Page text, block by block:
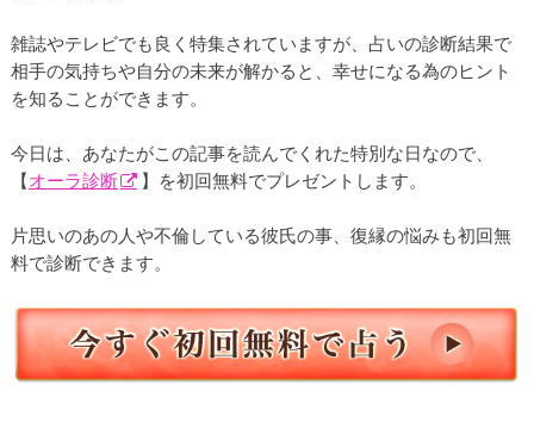
雑誌やテレビでも良く特集されていますが、占いの診断結果で
相手の気持ちや自分の未来が解かると、幸せになる為のヒント
を知ることができます。
今日は、あなたがこの記事を読んでくれた特別な日なので、
【オーラ診断 】を初回無料でプレゼントします。
片思いのあの人や不倫している彼氏の事、復縁の悩みも初回無
料で診断できます。